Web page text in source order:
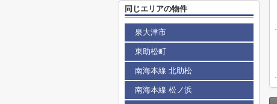
同じエリアの物件
泉大津市
東助松町
南海本線 北助松
南海本線 松ノ浜